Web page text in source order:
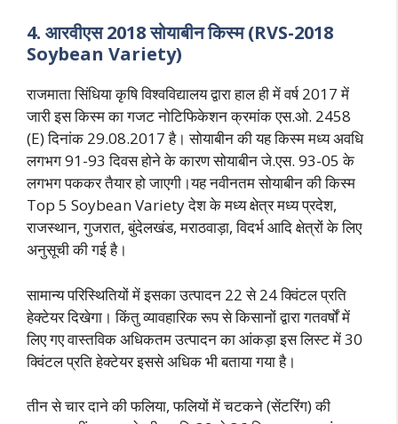
4. आरवीएस 2018 सोयाबीन किस्म (RVS-2018
Soybean Variety)
राजमाता सिंधिया कृषि विश्वविद्यालय द्वारा हाल ही में वर्ष 2017 में
जारी इस किस्म का गजट नोटिफिकेशन क्रमांक एस.ओ. 2458
(E) दिनांक 29.08.2017 है। सोयाबीन की यह किस्म मध्य अवधि
लगभग 91-93 दिवस होने के कारण सोयाबीन जे.एस. 93-05 के
लगभग पककर तैयार हो जाएगी।यह नवीनतम सोयाबीन की किस्म
Top 5 Soybean Variety देश के मध्य क्षेत्र मध्य प्रदेश,
राजस्थान, गुजरात, बुंदेलखंड, मराठवाड़ा, विदर्भ आदि क्षेत्रों के लिए
अनुसूची की गई है।
सामान्य परिस्थितियों में इसका उत्पादन 22 से 24 क्विंटल प्रति
हेक्टेयर दिखेगा। किंतु व्यावहारिक रूप से किसानों द्वारा गतवर्षों में
लिए गए वास्तविक अधिकतम उत्पादन का आंकड़ा इस लिस्ट में 30
क्विंटल प्रति हेक्टेयर इससे अधिक भी बताया गया है।
तीन से चार दाने की फलिया, फलियों में चटकने (सेंटरिंग) की